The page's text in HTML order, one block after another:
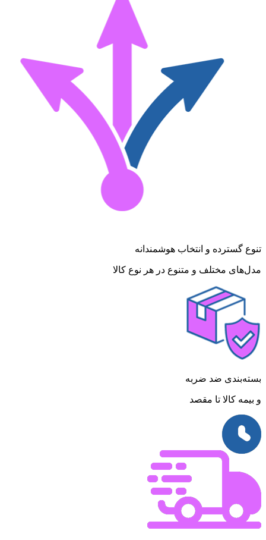
تنوع گسترده و انتخاب هوشمندانه
مدل‌های مختلف و متنوع در هر نوع کالا
بسته‌بندی ضد ضربه
و بیمه کالا تا مقصد